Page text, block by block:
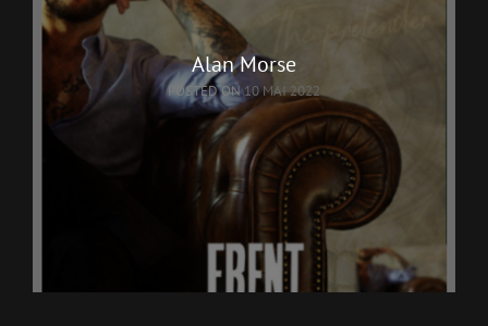
Alan Morse
POSTED ON10 MAI 2022